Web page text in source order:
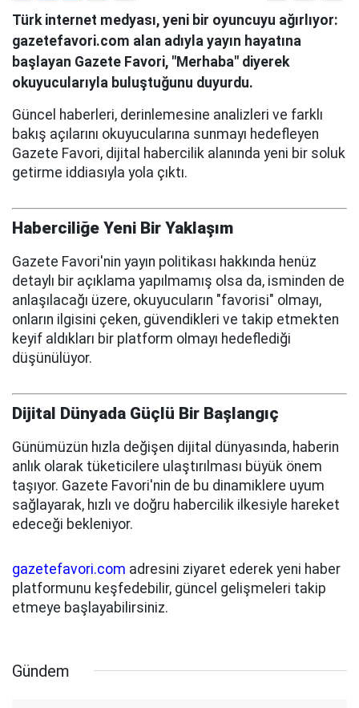
Türk internet medyası, yeni bir oyuncuyu ağırlıyor:
gazetefavori.com alan adıyla yayın hayatına
başlayan Gazete Favori, "Merhaba" diyerek
okuyucularıyla buluştuğunu duyurdu.
Güncel haberleri, derinlemesine analizleri ve farklı
bakış açılarını okuyucularına sunmayı hedefleyen
Gazete Favori, dijital habercilik alanında yeni bir soluk
getirme iddiasıyla yola çıktı.
Haberciliğe Yeni Bir Yaklaşım
Gazete Favori'nin yayın politikası hakkında henüz
detaylı bir açıklama yapılmamış olsa da, isminden de
anlaşılacağı üzere, okuyucuların "favorisi" olmayı,
onların ilgisini çeken, güvendikleri ve takip etmekten
keyif aldıkları bir platform olmayı hedeflediği
düşünülüyor.
Dijital Dünyada Güçlü Bir Başlangıç
Günümüzün hızla değişen dijital dünyasında, haberin
anlık olarak tüketicilere ulaştırılması büyük önem
taşıyor. Gazete Favori'nin de bu dinamiklere uyum
sağlayarak, hızlı ve doğru habercilik ilkesiyle hareket
edeceği bekleniyor.
gazetefavori.com adresini ziyaret ederek yeni haber
platformunu keşfedebilir, güncel gelişmeleri takip
etmeye başlayabilirsiniz.
Gündem